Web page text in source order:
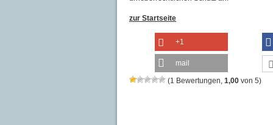
zur Startseite
+1
mail
(1 Bewertungen, 1,00 von 5)